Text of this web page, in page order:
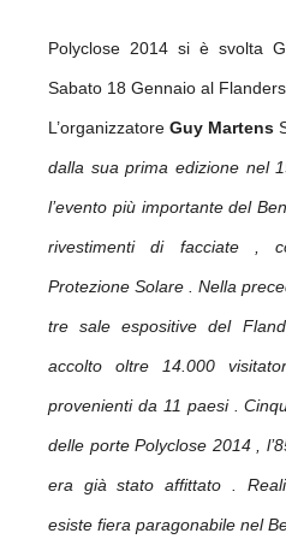
Polyclose 2014 si è svolta
Sabato 18 Gennaio al
L’organizzatoreGuy Martens
dalla sua prima edizione nel
l’evento più importante del
rivestimenti di facciate ,
Protezione Solare . Nella
tre sale espositive del
accolto oltre 14.000
provenienti da 11 paesi .
delle porte Polyclose 2014 ,
era già stato affittato .
esiste fiera paragonabile nel